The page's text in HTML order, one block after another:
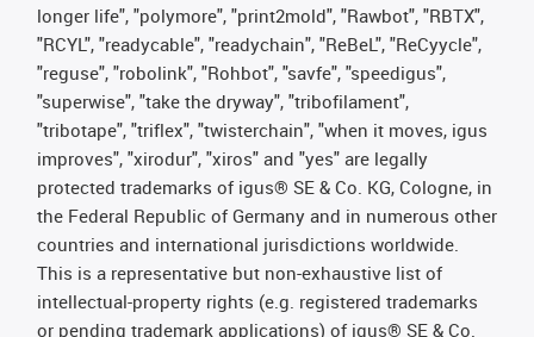
longer life", "polymore", "print2mold", "Rawbot", "RBTX",
"RCYL", "readycable", "readychain", "ReBeL", "ReCyycle",
"reguse", "robolink", "Rohbot", "savfe", "speedigus",
"superwise", "take the dryway", "tribofilament",
"tribotape", "triflex", "twisterchain", "when it moves, igus
improves", "xirodur", "xiros" and "yes" are legally
protected trademarks of igus® SE & Co. KG, Cologne, in
the Federal Republic of Germany and in numerous other
countries and international jurisdictions worldwide.
This is a representative but non-exhaustive list of
intellectual-property rights (e.g. registered trademarks
or pending trademark applications) of igus® SE & Co.